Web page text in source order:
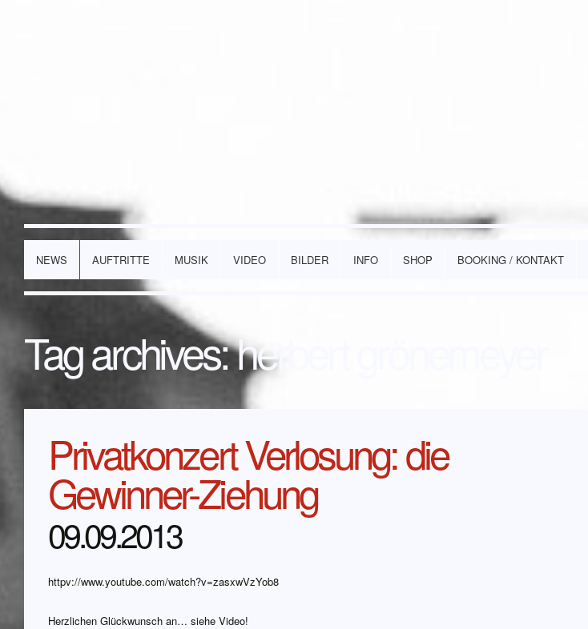
NEWS AUFTRITTE MUSIK VIDEO BILDER INFO SHOP BOOKING / KONTAKT
Tag archives:herbert grönemeyer
Privatkonzert Verlosung: die
Gewinner-Ziehung
09.09.2013
httpv://www.youtube.com/watch?v=zasxwVzYob8
Herzlichen Glückwunsch an… siehe Video!